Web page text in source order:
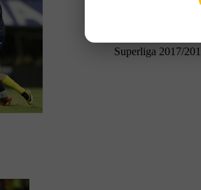
Superliga 2017/